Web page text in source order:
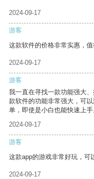
2024-09-17
游客
这款软件的价格非常实惠，值
2024-09-17
游客
我一直在寻找一款功能强大
款软件的功能非常强大，可
单，即使是小白也能快速上手
2024-09-17
游客
这款app的游戏非常好玩，可
2024-09-17